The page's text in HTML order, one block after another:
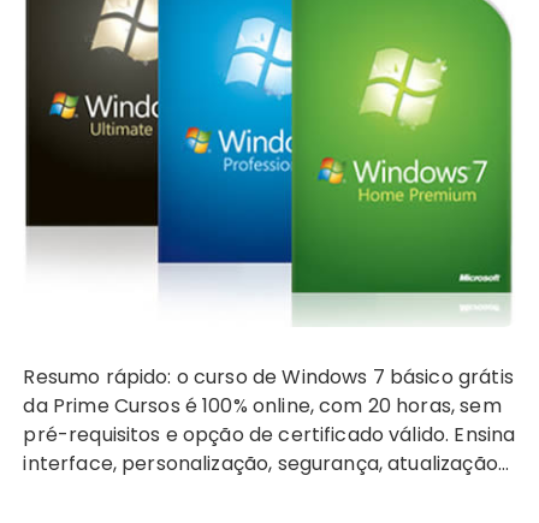
Resumo rápido: o curso de Windows 7 básico grátis
da Prime Cursos é 100% online, com 20 horas, sem
pré-requisitos e opção de certificado válido. Ensina
interface, personalização, segurança, atualização…